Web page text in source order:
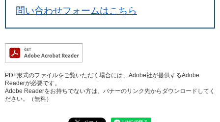
問い合わせフォームはこちら
PDF形式のファイルをご覧いただく場合には、Adobe社が提供するAdobe
Readerが必要です。
Adobe Readerをお持ちでない方は、バナーのリンク先からダウンロードしてく
ださい。（無料）